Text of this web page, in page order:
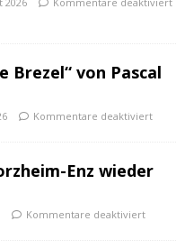
Brezel“ von Pascal
Kommentare deaktiviert
Enz wieder
Kommentare deaktiviert